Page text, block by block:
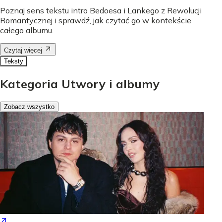
Poznaj sens tekstu intro Bedoesa i Lankego z Rewolucji
Romantycznej i sprawdź, jak czytać go w kontekście
całego albumu.
Czytaj więcej
Teksty
Kategoria Utwory i albumy
Zobacz wszystko